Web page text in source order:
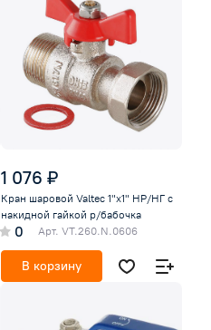
1 076 ₽
Кран шаровой Valtec 1"х1" НР/НГ с
накидной гайкой р/бабочка
0 Арт. VT.260.N.0606
В корзину